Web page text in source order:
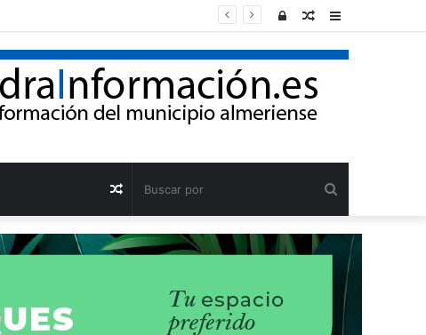
Barra
Publicación
azar
Acceso
por
Publicación
al